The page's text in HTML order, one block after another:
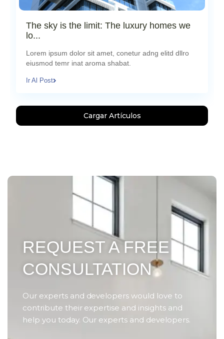
The sky is the limit: The luxury homes we
lo...
agosto 22, 2024
Lorem ipsum dolor sit amet, conetur adng elitd dllro
eiusmod temr inat aroma shabat.
Ir Al Post
Cargar Artículos
REQUEST A FREE
CONSULTATION
Our experts and developers would love to
contribute their expertise and insights and
help you today. Our experts and developers.